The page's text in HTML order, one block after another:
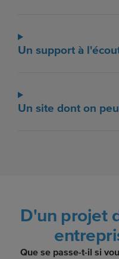
Un support à
Un site dont on
D'un projet
Que se passe-t-il si